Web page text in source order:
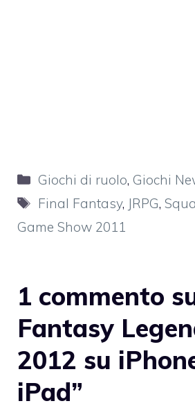
Categorie
Giochi di ruolo, Giochi
Tag
Final Fantasy, JRPG,
Game Show 2011
1 commento
Fantasy
2012 su
iPad”